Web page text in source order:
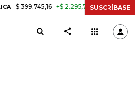
+$ 2.295,71 +0,58% TASA DE
SUSCRÍBASE